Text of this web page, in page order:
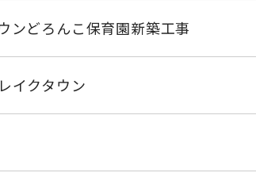
ンどろんこ保育園新築工事
イクタウン